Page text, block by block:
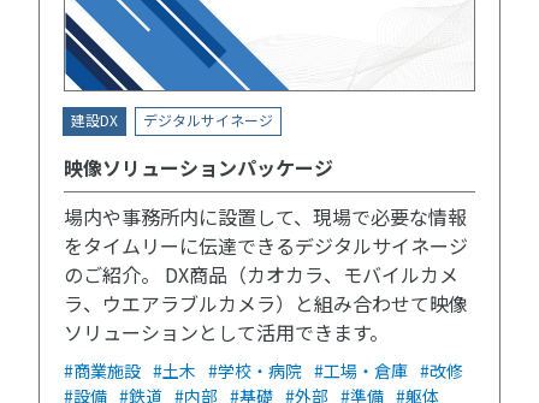
建設DX デジタルサイネージ
映像ソリューションパッケージ
場内や事務所内に設置して、現場で必要な情報
をタイムリーに伝達できるデジタルサイネージ
のご紹介。 DX商品（カオカラ、モバイルカメ
ラ、ウエアラブルカメラ）と組み合わせて映像
ソリューションとして活用できます。
#商業施設 #土木 #学校・病院 #工場・倉庫 #改修
#設備 #鉄道 #内部 #基礎 #外部 #準備 #躯体